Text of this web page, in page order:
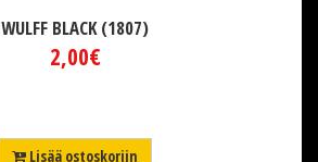
WULFF BLACK (1807)
2,00€
Lisää ostoskoriin